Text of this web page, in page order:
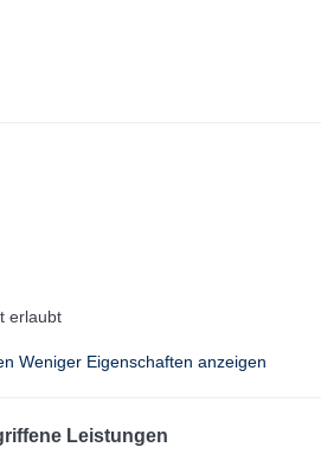
erlaubt
Weniger Eigenschaften anzeigen
Leistungen